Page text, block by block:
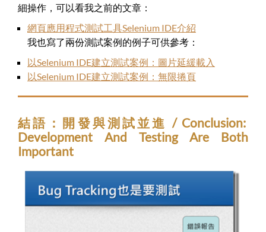
細操作，可以看我之前的文章：
網頁應用程式測試工具Selenium IDE介紹
我也寫了兩份測試案例的例子可供參考：
以Selenium IDE建立測試案例：圖片延緩載入
以Selenium IDE建立測試案例：無限捲頁
結語：開發與測試並進 / Conclusion:
Development And Testing Are Both
Important